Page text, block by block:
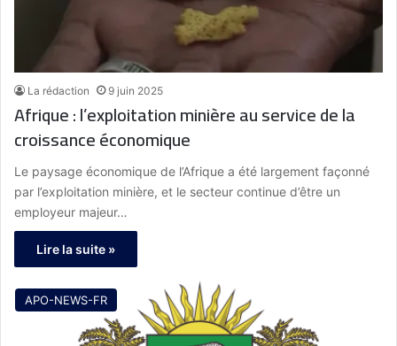
La rédaction 9 juin 2025
Afrique : l’exploitation minière au service de la
croissance économique
Le paysage économique de l’Afrique a été largement façonné
par l’exploitation minière, et le secteur continue d’être un
employeur majeur…
Lire la suite »
APO-NEWS-FR